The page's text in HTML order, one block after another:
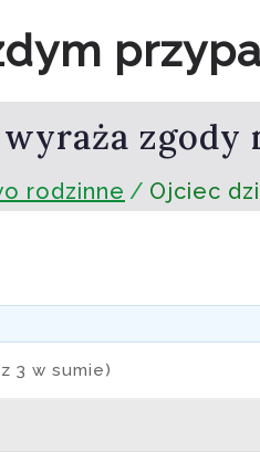
rodzinne Ojciec
3 w sumie)